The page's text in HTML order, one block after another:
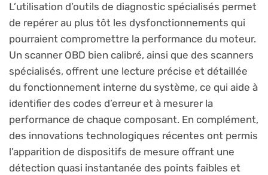
L’utilisation d’outils de diagnostic spécialisés permet
de repérer au plus tôt les dysfonctionnements qui
pourraient compromettre la performance du moteur.
Un scanner OBD bien calibré, ainsi que des scanners
spécialisés, offrent une lecture précise et détaillée
du fonctionnement interne du système, ce qui aide à
identifier des codes d’erreur et à mesurer la
performance de chaque composant. En complément,
des innovations technologiques récentes ont permis
l’apparition de dispositifs de mesure offrant une
détection quasi instantanée des points faibles et